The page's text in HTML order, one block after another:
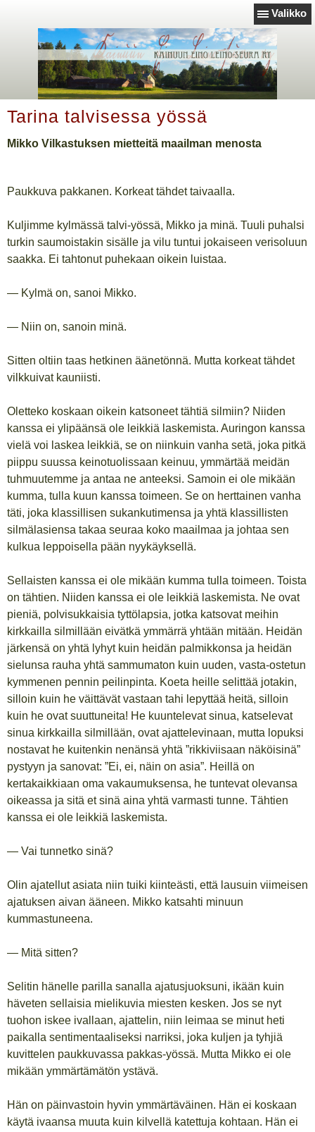
Valikko
Tarina talvisessa yössä
Mikko Vilkastuksen mietteitä maailman menosta
Paukkuva pakkanen. Korkeat tähdet taivaalla.
Kuljimme kylmässä talvi-yössä, Mikko ja minä. Tuuli puhalsi
turkin saumoistakin sisälle ja vilu tuntui jokaiseen verisoluun
saakka. Ei tahtonut puhekaan oikein luistaa.
— Kylmä on, sanoi Mikko.
— Niin on, sanoin minä.
Sitten oltiin taas hetkinen äänetönnä. Mutta korkeat tähdet
vilkkuivat kauniisti.
Oletteko koskaan oikein katsoneet tähtiä silmiin? Niiden
kanssa ei ylipäänsä ole leikkiä laskemista. Auringon kanssa
vielä voi laskea leikkiä, se on niinkuin vanha setä, joka pitkä
piippu suussa keinotuolissaan keinuu, ymmärtää meidän
tuhmuutemme ja antaa ne anteeksi. Samoin ei ole mikään
kumma, tulla kuun kanssa toimeen. Se on herttainen vanha
täti, joka klassillisen sukankutimensa ja yhtä klassillisten
silmälasiensa takaa seuraa koko maailmaa ja johtaa sen
kulkua leppoisella pään nyykäyksellä.
Sellaisten kanssa ei ole mikään kumma tulla toimeen. Toista
on tähtien. Niiden kanssa ei ole leikkiä laskemista. Ne ovat
pieniä, polvisukkaisia tyttölapsia, jotka katsovat meihin
kirkkailla silmillään eivätkä ymmärrä yhtään mitään. Heidän
järkensä on yhtä lyhyt kuin heidän palmikkonsa ja heidän
sielunsa rauha yhtä sammumaton kuin uuden, vasta-ostetun
kymmenen pennin peilinpinta. Koeta heille selittää jotakin,
silloin kuin he väittävät vastaan tahi lepyttää heitä, silloin
kuin he ovat suuttuneita! He kuuntelevat sinua, katselevat
sinua kirkkailla silmillään, ovat ajattelevinaan, mutta lopuksi
nostavat he kuitenkin nenänsä yhtä ”rikkiviisaan näköisinä”
pystyyn ja sanovat: ”Ei, ei, näin on asia”. Heillä on
kertakaikkiaan oma vakaumuksensa, he tuntevat olevansa
oikeassa ja sitä et sinä aina yhtä varmasti tunne. Tähtien
kanssa ei ole leikkiä laskemista.
— Vai tunnetko sinä?
Olin ajatellut asiata niin tuiki kiinteästi, että lausuin viimeisen
ajatuksen aivan ääneen. Mikko katsahti minuun
kummastuneena.
— Mitä sitten?
Selitin hänelle parilla sanalla ajatusjuoksuni, ikään kuin
häveten sellaisia mielikuvia miesten kesken. Jos se nyt
tuohon iskee ivallaan, ajattelin, niin leimaa se minut heti
paikalla sentimentaaliseksi narriksi, joka kuljen ja tyhjiä
kuvittelen paukkuvassa pakkas-yössä. Mutta Mikko ei ole
mikään ymmärtämätön ystävä.
Hän on päinvastoin hyvin ymmärtäväinen. Hän ei koskaan
käytä ivaansa muuta kuin kilvellä katettuja kohtaan. Hän ei